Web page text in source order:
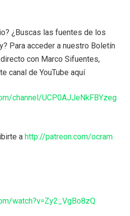
¿Buscas las fuentes de los
Para acceder a nuestro Boletín
con Marco Sifuentes,
canal de YouTube aquí
channel/UCP0AJJeNkFBYzeg
a http://patreon.com/ocram
watch?v=Zy2_VgBo8zQ